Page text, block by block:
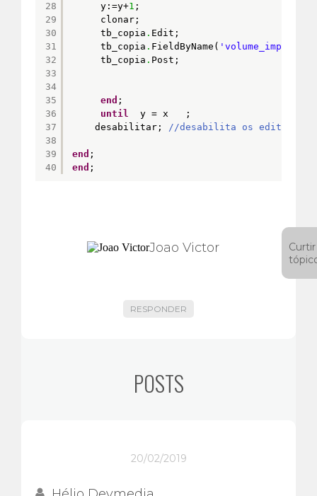
28
29
30
31
32
33
34
35
36
37
38
39
40
y:=y+1 ;
clonar;
tb_copia . Edit;
tb_copia . FieldByName( 'volume_imp'
tb_copia . Post;
end ;
until
y = x   ;
desabilitar; //desabilita os edites
end ;
end ;
Joao Victor
Curtir
RESPONDER
POSTS
20/02/2019